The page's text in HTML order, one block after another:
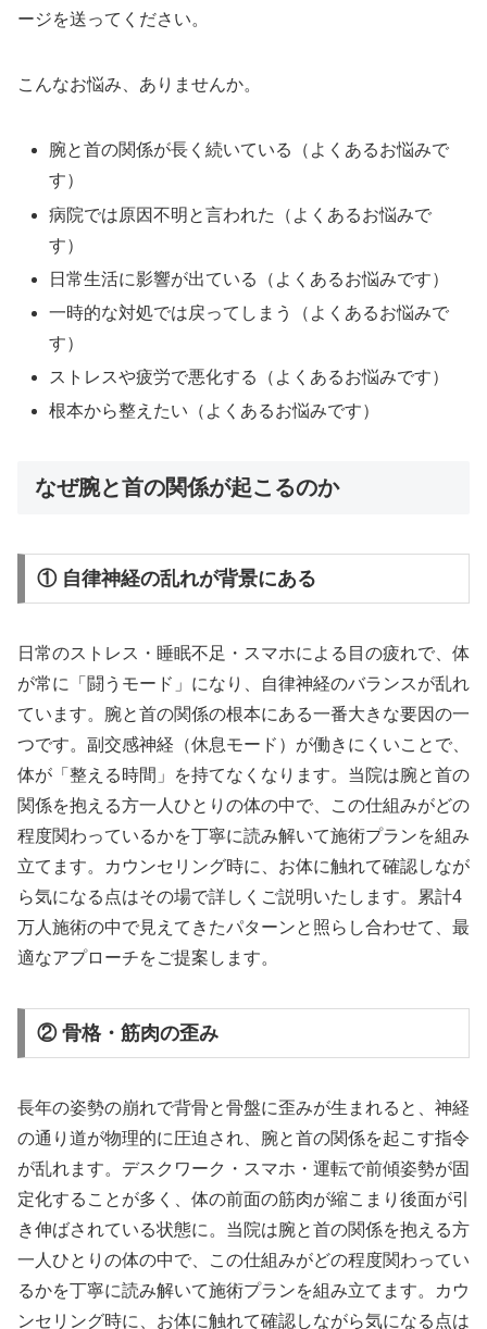
ージを送ってください。
こんなお悩み、ありませんか。
腕と首の関係が長く続いている（よくあるお悩みで
す）
病院では原因不明と言われた（よくあるお悩みで
す）
日常生活に影響が出ている（よくあるお悩みです）
一時的な対処では戻ってしまう（よくあるお悩みで
す）
ストレスや疲労で悪化する（よくあるお悩みです）
根本から整えたい（よくあるお悩みです）
なぜ腕と首の関係が起こるのか
① 自律神経の乱れが背景にある
日常のストレス・睡眠不足・スマホによる目の疲れで、体
が常に「闘うモード」になり、自律神経のバランスが乱れ
ています。腕と首の関係の根本にある一番大きな要因の一
つです。副交感神経（休息モード）が働きにくいことで、
体が「整える時間」を持てなくなります。当院は腕と首の
関係を抱える方一人ひとりの体の中で、この仕組みがどの
程度関わっているかを丁寧に読み解いて施術プランを組み
立てます。カウンセリング時に、お体に触れて確認しなが
ら気になる点はその場で詳しくご説明いたします。累計4
万人施術の中で見えてきたパターンと照らし合わせて、最
適なアプローチをご提案します。
② 骨格・筋肉の歪み
長年の姿勢の崩れで背骨と骨盤に歪みが生まれると、神経
の通り道が物理的に圧迫され、腕と首の関係を起こす指令
が乱れます。デスクワーク・スマホ・運転で前傾姿勢が固
定化することが多く、体の前面の筋肉が縮こまり後面が引
き伸ばされている状態に。当院は腕と首の関係を抱える方
一人ひとりの体の中で、この仕組みがどの程度関わってい
るかを丁寧に読み解いて施術プランを組み立てます。カウ
ンセリング時に、お体に触れて確認しながら気になる点は